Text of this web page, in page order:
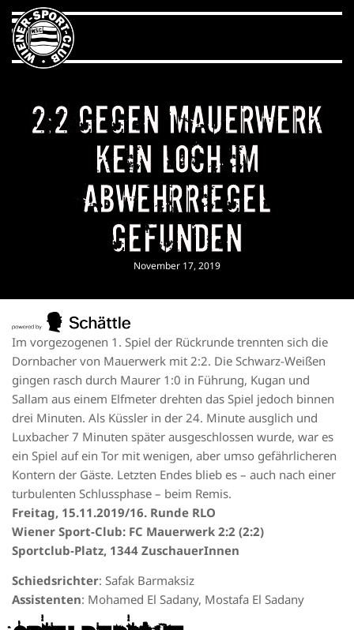
2:2 gegen Mauerwerk
Kein Loch im
Abwehrriegel
gefunden
November 17, 2019
Im vorgezogenen 1. Spiel der Rückrunde trennten sich die
Dornbacher von Mauerwerk mit 2:2. Die Schwarz-Weißen
gingen rasch durch Maurer 1:0 in Führung, Kugan und
Sallam aus einem Elfmeter drehten das Spiel jedoch binnen
drei Minuten. Als Küssler in der 24. Minute ausglich und
Luxbacher 7 Minuten später ausgeschlossen wurde, war es
ein Spiel auf ein Tor mit wenigen, aber umso gefährlicheren
Kontern der Gäste. Letzten Endes blieb es – auch nach einer
turbulenten Schlussphase – beim Remis.
Freitag, 15.11.2019/16. Runde RLO
Wiener Sport-Club: FC Mauerwerk 2:2 (2:2)
Sportclub-Platz, 1344 ZuschauerInnen
Schiedsrichter: Safak Barmaksiz
Assistenten: Mohamed El Sadany, Mostafa El Sadany